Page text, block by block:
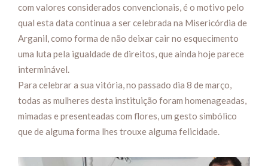
com valores considerados convencionais, é o motivo pelo
qual esta data continua a ser celebrada na Misericórdia de
Arganil, como forma de não deixar cair no esquecimento
uma luta pela igualdade de direitos, que ainda hoje parece
interminável.
Para celebrar a sua vitória, no passado dia 8 de março,
todas as mulheres desta instituição foram homenageadas,
mimadas e presenteadas com flores, um gesto simbólico
que de alguma forma lhes trouxe alguma felicidade.